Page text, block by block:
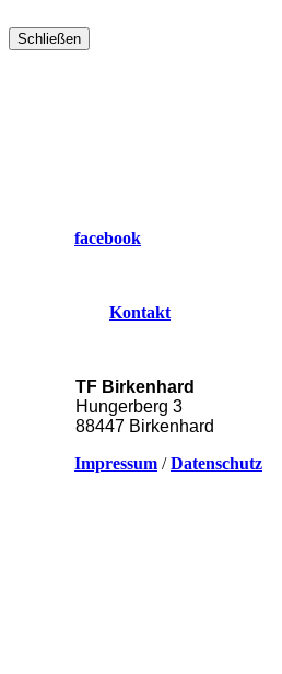
Schließen
facebook
Kontakt
TF Birkenhard
Hungerberg 3
88447 Birkenhard
Impressum /Datenschutz